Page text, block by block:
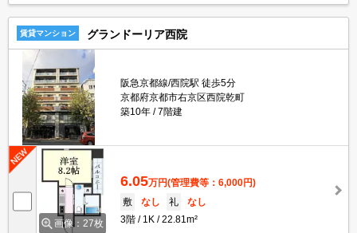
賃貸マンション グランドーリア西院
阪急京都線/西院駅 徒歩5分
京都府京都市右京区西院乾町
築10年
7階建
画像：27枚
6.05万円(管理費等：6,000円)
敷
なし 礼
なし
3階
1K 22.81m²